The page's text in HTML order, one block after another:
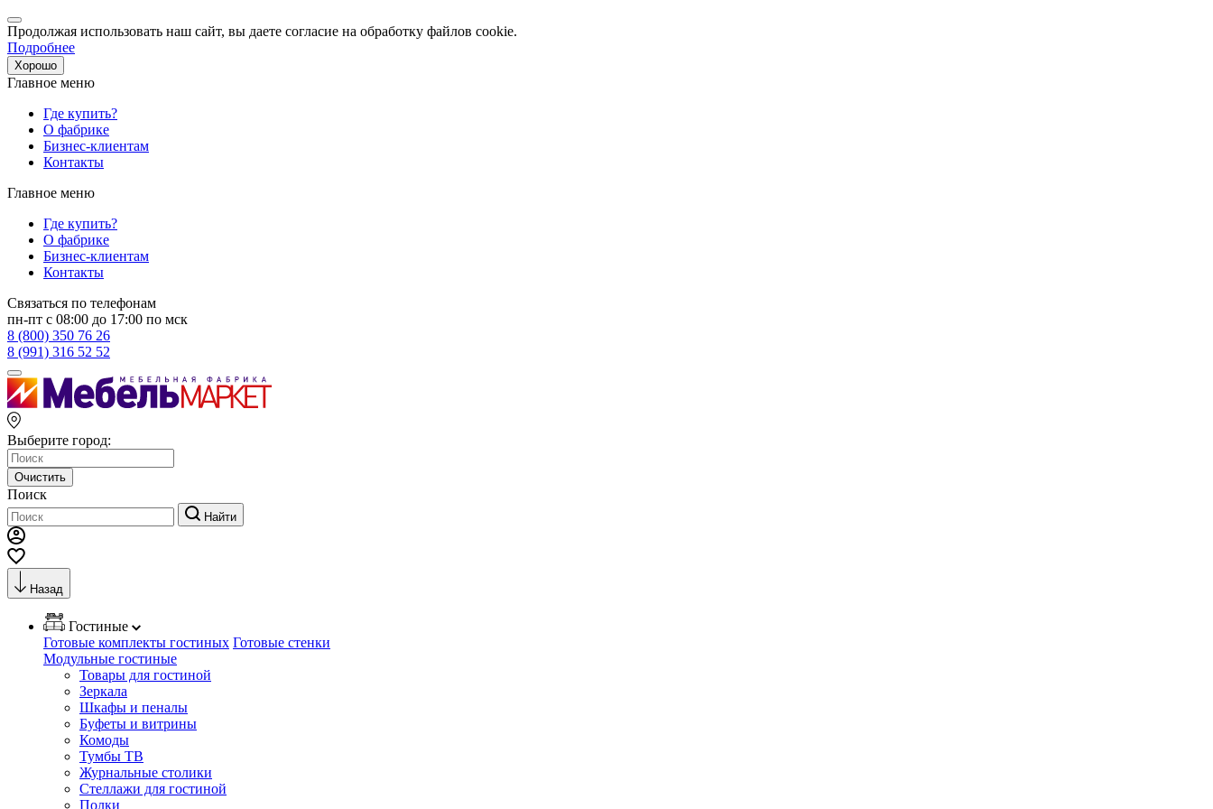
Продолжая использовать наш сайт, вы даете согласие на обработку файлов cookie.
Подробнее
Хорошо
Главное меню
Где купить?
О фабрике
Бизнес-клиентам
Контакты
Главное меню
Где купить?
О фабрике
Бизнес-клиентам
Контакты
Связаться по телефонам
пн-пт с 08:00 до 17:00 по мск
8 (800) 350 76 26
8 (991) 316 52 52
Выберите город:
Очистить
Поиск
Найти
Назад
Гостиные
Готовые комплекты гостиных Готовые стенки
Модульные гостиные
Товары для гостиной
Зеркала
Шкафы и пеналы
Буфеты и витрины
Комоды
Тумбы ТВ
Журнальные столики
Стеллажи для гостиной
Полки